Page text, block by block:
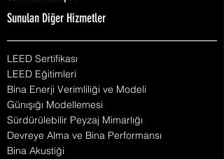
Sunulan Diğer Hizmetler
LEED Sertifikası
LEED Eğitimleri
Bina Enerji Verimliliği ve Modeli
Günışığı Modellemesi
Sürdürülebilir Peyzaj Mimarlığı
Devreye Alma ve Bina Performansı
Bina Akustiği